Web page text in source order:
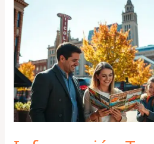
Turística
de
Utica
NY:
Guía
Completa